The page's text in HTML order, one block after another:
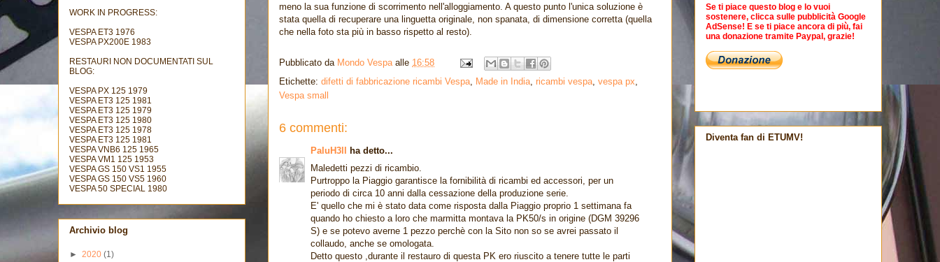
meno la sua funzione di scorrimento nell'alloggiamento. A questo punto l'unica soluzione è
stata quella di recuperare una linguetta originale, non spanata, di dimensione corretta (quella
che nella foto sta più in basso rispetto al resto).
Pubblicato da Mondo Vespa alle 16:58
Etichette: difetti di fabbricazione ricambi Vespa, Made in India, ricambi vespa, vespa px,
Vespa small
6 commenti:
PaluH3ll
ha detto...
Maledetti pezzi di ricambio.
Purtroppo la Piaggio garantisce la fornibilità di ricambi ed accessori, per un
periodo di circa 10 anni dalla cessazione della produzione serie.
E' quello che mi è stato data come risposta dalla Piaggio proprio 1 settimana fa
quando ho chiesto a loro che marmitta montava la PK50/s in origine (DGM 39296
S) e se potevo averne 1 pezzo perchè con la Sito non so se avrei passato il
collaudo, anche se omologata.
Detto questo ,durante il restauro di questa PK ero riuscito a tenere tutte le parti
WORK IN PROGRESS:
VESPA ET3 1976
VESPA PX200E 1983
RESTAURI NON DOCUMENTATI SUL
BLOG:
VESPA PX 125 1979
VESPA ET3 125 1981
VESPA ET3 125 1979
VESPA ET3 125 1980
VESPA ET3 125 1978
VESPA ET3 125 1981
VESPA VNB6 125 1965
VESPA VM1 125 1953
VESPA GS 150 VS1 1955
VESPA GS 150 VS5 1960
VESPA 50 SPECIAL 1980
Archivio blog
► 2020 (1)
Se ti piace questo blog e lo vuoi
sostenere, clicca sulle pubblicità Google
AdSense! E se ti piace ancora di più, fai
una donazione tramite Paypal, grazie!
Diventa fan di ETUMV!